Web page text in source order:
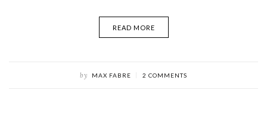
READ MORE
by MAX FABRE 2 COMMENTS